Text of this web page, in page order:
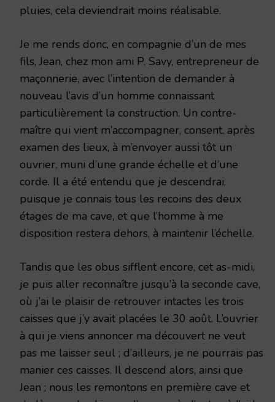
pluies, cela deviendrait moins réalisable.
Je me rends donc, en compagnie d’un de mes
fils, Jean, chez mon ami P. Savy, entrepreneur de
maçonnerie, avec l’intention de demander à
nouveau l’avis d’un homme connaissant
particulièrement la construction. Un contre-
maître qui vient m’accompagner, consent, après
examen des lieux, à m’envoyer aussi tôt un
ouvrier, muni d’une grande échelle et d’une
corde. Il a été entendu que je descendrai,
puisque je connais tous les recoins des deux
étages de ma cave, et que l’homme à me
disposition restera dehors, à maintenir l’échelle.
Tandis que les obus sifflent encore, cet as-midi,
je puis aller reconnaître jusqu’à la seconde cave,
où j’ai le plaisir de retrouver intactes les trois
caisses que j’y avait placées le 30 août. L’ouvrier
à qui je viens annoncer ma découvert ne veut
pas me laisser seul ; d’ailleurs, je ne pourrais pas
manier ces caisses. Il descend alors, ainsi que
Jean ; nous les remontons en première cave et